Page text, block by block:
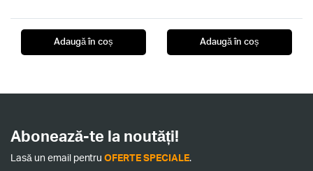
Adaugă în coș Adaugă în coș
Abonează-te la noutăți!
Lasă un email pentruOFERTE SPECIALE.